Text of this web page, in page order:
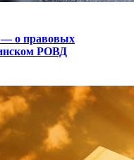
— о правовых
РОВД